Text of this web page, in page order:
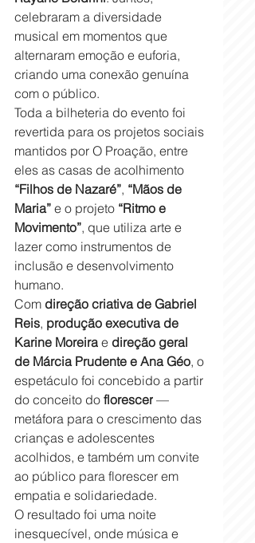
celebraram a diversidade
musical em momentos que
alternaram emoção e euforia,
criando uma conexão genuína
com o público.
Toda a bilheteria do evento foi
revertida para os projetos sociais
mantidos por O Proação, entre
eles as casas de acolhimento
“Filhos de Nazaré”, “Mãos de
Maria” e o projeto “Ritmo e
Movimento”, que utiliza arte e
lazer como instrumentos de
inclusão e desenvolvimento
humano.
Com direção criativa de Gabriel
Reis, produção executiva de
Karine Moreira e direção geral
de Márcia Prudente e Ana Géo, o
espetáculo foi concebido a partir
do conceito do florescer —
metáfora para o crescimento das
crianças e adolescentes
acolhidos, e também um convite
ao público para florescer em
empatia e solidariedade.
O resultado foi uma noite
inesquecível, onde música e